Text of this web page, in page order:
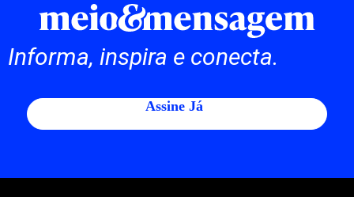
Informa, inspira e conecta.
Assine Já